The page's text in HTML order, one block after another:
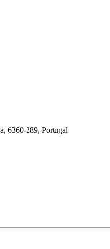
6360-289, Portugal